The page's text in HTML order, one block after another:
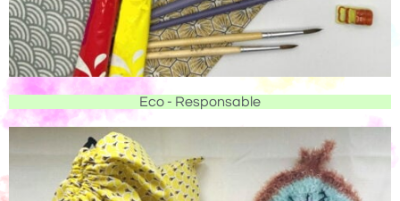
Eco - Responsable